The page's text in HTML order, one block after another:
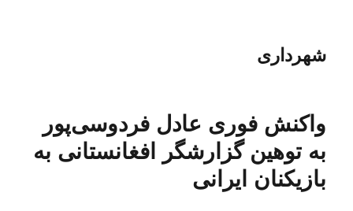
شهرداری
واکنش فوری عادل فردوسی‌پور
به توهین گزارشگر افغانستانی به
بازیکنان ایرانی